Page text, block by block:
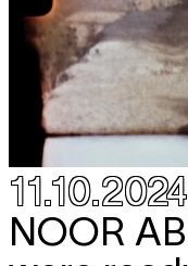
11.10.2024
NOOR